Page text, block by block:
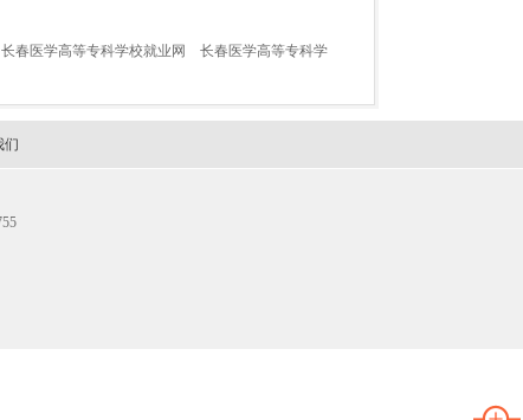
长春医学高等专科学校就业网
长春医学高等专科学
们